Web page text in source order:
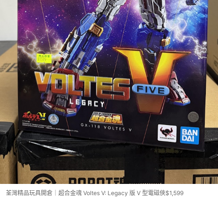
荃灣精品玩具開倉｜超合金魂 Voltes V: Legacy 版 V 型電磁俠$1,599